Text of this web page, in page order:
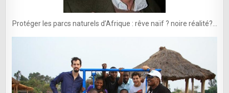
Protéger les parcs naturels d’Afrique : rêve naïf ? noire réalité?…